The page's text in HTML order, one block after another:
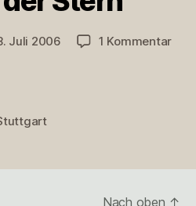
Juli 2006 1 Kommentarzu
Nach oben ↑